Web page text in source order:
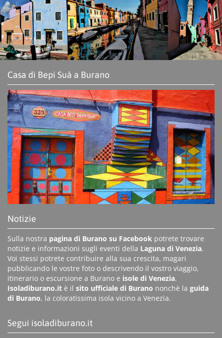
Casa di Bepi Suà a Burano
Notizie
Sulla nostra pagina di Burano su Facebook potrete trovare
notizie e informazioni sugli eventi della Laguna di Venezia.
Voi stessi potrete contribuire alla sua crescita, magari
pubblicando le vostre foto o descrivendo il vostro viaggio,
itinerario o escursione a Burano e isole di Venezia.
Isoladiburano.it è il sito ufficiale di Burano nonchè la guida
di Burano, la coloratissima isola vicino a Venezia.
Segui isoladiburano.it